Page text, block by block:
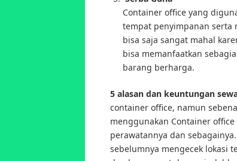
Container office yang
tempat penyimpanan serta
bisa saja sangat mahal
bisa memanfaatkan
barang berharga.
5 alasan dan keuntungan
container office, namun
menggunakan Container
perawatannya dan
sebelumnya mengecek lokasi